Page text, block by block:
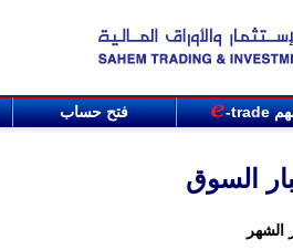
-trade فتح حساب
السوق
الشهر